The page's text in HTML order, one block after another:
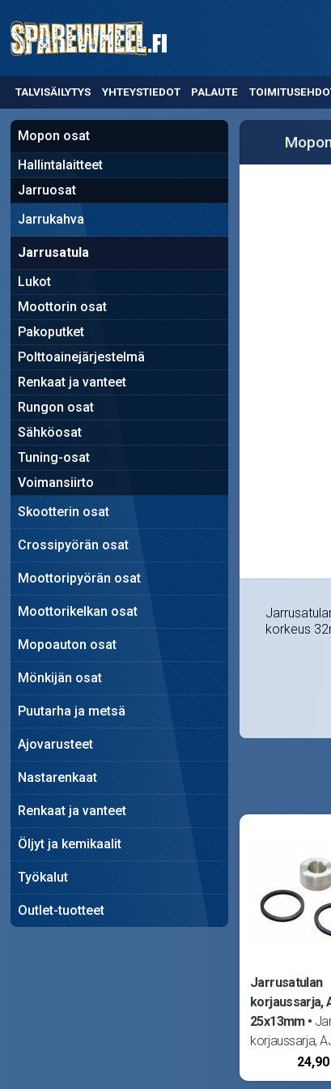
TALVISÄILYTYS YHTEYSTIEDOT PALAUTE
Mopon osat
Hallintalaitteet
Jarruosat
Jarrukahva
Jarrusatula
Lukot
Moottorin osat
Pakoputket
Polttoainejärjestelmä
Renkaat ja vanteet
Rungon osat
Sähköosat
Tuning-osat
Voimansiirto
Skootterin osat
Crossipyörän osat
Moottoripyörän osat
Moottorikelkan osat
Mopoauton osat
Mönkijän osat
Puutarha ja metsä
Ajovarusteet
Nastarenkaat
Renkaat ja vanteet
Öljyt ja kemikaalit
Työkalut
Outlet-tuotteet
korkeus
Jarrusatulan
korjaussarja,
25x13mm
korjaussarja,
Männän
korkeus